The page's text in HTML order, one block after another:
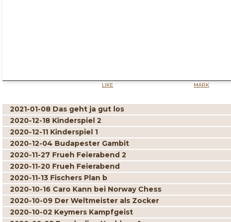
LIKE MARK
2021-01-08 Das geht ja gut los
2020-12-18 Kinderspiel 2
2020-12-11 Kinderspiel 1
2020-12-04 Budapester Gambit
2020-11-27 Frueh Feierabend 2
2020-11-20 Frueh Feierabend
2020-11-13 Fischers Plan b
2020-10-16 Caro Kann bei Norway Chess
2020-10-09 Der Weltmeister als Zocker
2020-10-02 Keymers Kampfgeist